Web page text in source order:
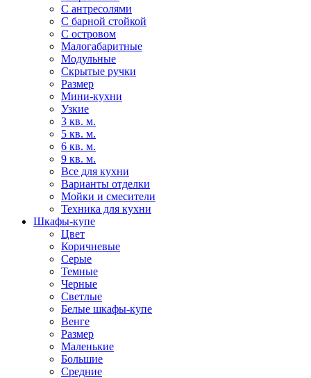
С антресолями
С барной стойкой
С островом
Малогабаритные
Модульные
Скрытые ручки
Размер
Мини-кухни
Узкие
3 кв. м.
5 кв. м.
6 кв. м.
9 кв. м.
Все для кухни
Варианты отделки
Мойки и смесители
Техника для кухни
Шкафы-купе
Цвет
Коричневые
Серые
Темные
Черные
Светлые
Белые шкафы-купе
Венге
Размер
Маленькие
Большие
Средние